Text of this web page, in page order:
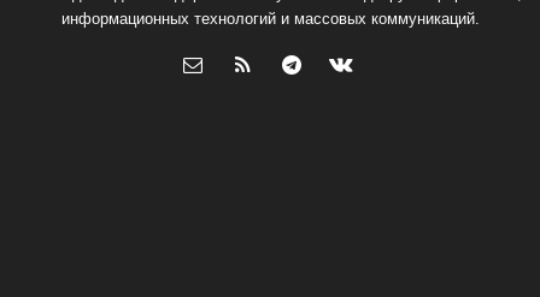
информационных технологий и массовых коммуникаций.